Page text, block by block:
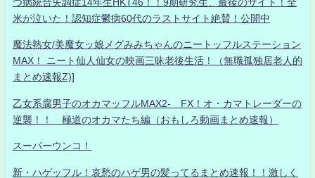
つ病統合失調症14年生HKT46！！9期研究生、最後のサイト！全
米が泣いた！認知症鬱病60代のラストサイト絶賛！公開中
魔法熟女/美魔女ッ娘メグみみちゃんのニートッフルステーション
MAX！ ニート仙人仙女の映画三昧老後生活！（無職孤独居老人的
まとめ速報Z)]
乙女系腐男子のオカマッフルMAX2- FX！オ・カマトレーダーの
逆襲！！ 極道のオカマたち編（おもしろ動画まとめ速報）
スーパーウンコ！
新・ハゲッフル！哀愁のハゲ男の髪ってるまとめ速報！！激しく